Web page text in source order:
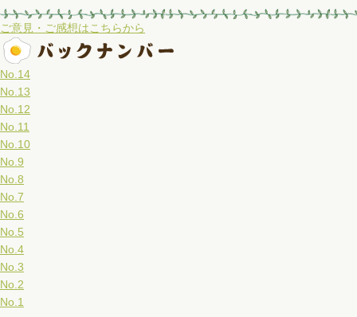
ご意見・ご感想はこちらから
No.14
No.13
No.12
No.11
No.10
No.9
No.8
No.7
No.6
No.5
No.4
No.3
No.2
No.1